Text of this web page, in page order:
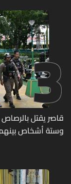
وقع ضحيّة أعماله؟
3
قاصر يقتل
وستة أشخاص بينهم